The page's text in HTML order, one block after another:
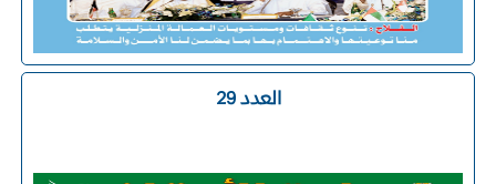
العدد 29